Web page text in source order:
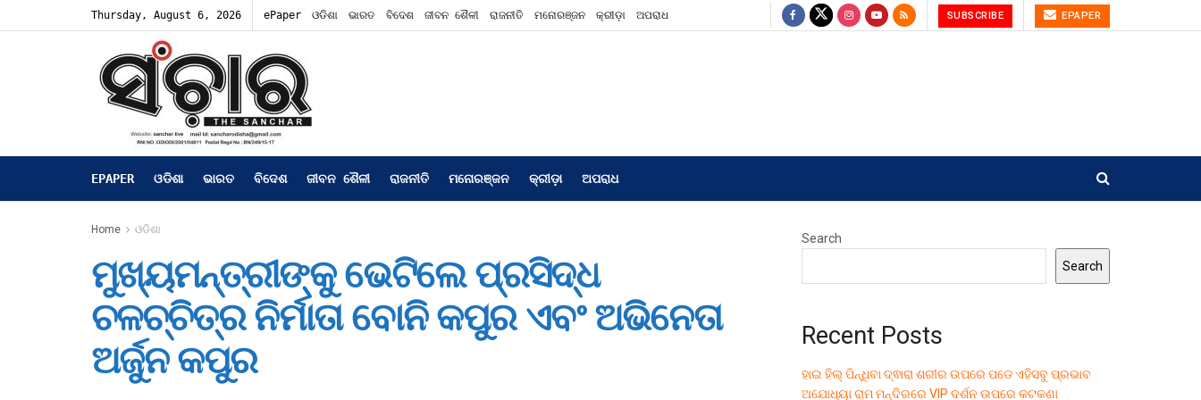
Thursday, August 6, 2026 ePaper ଓଡିଶା ଭାରତ ବିଦେଶ ଜୀବନ ଶୈଳୀ ରାଜନୀତି ମନୋରଞ୍ଜନ କ୍ରୀଡ଼ା ଅପରାଧ SUBSCRIBE EPAPER
EPAPER ଓଡିଶା ଭାରତ ବିଦେଶ ଜୀବନ ଶୈଳୀ ରାଜନୀତି ମନୋରଞ୍ଜନ କ୍ରୀଡ଼ା ଅପରାଧ
Home ଓଡିଶା
ମୁଖ୍ୟମନ୍ତ୍ରୀଙ୍କୁ ଭେଟିଲେ ପ୍ରସିଦ୍ଧ
ଚଳଚ୍ଚିତ୍ର ନିର୍ମାତା ବୋନି କପୁର ଏବଂ ଅଭିନେତା
ଅର୍ଜୁନ କପୁର
Search
Search
Recent Posts
ହାଇ ହିଲ୍ ପିନ୍ଧିବା ଦ୍ଵାରା ଶରୀର ଉପରେ ପଡେ ଏହିସବୁ ପ୍ରଭାବ
ଅଯୋଧ୍ୟା ରାମ ମନ୍ଦିରରେ VIP ଦର୍ଶନ ଉପରେ କଟକଣା